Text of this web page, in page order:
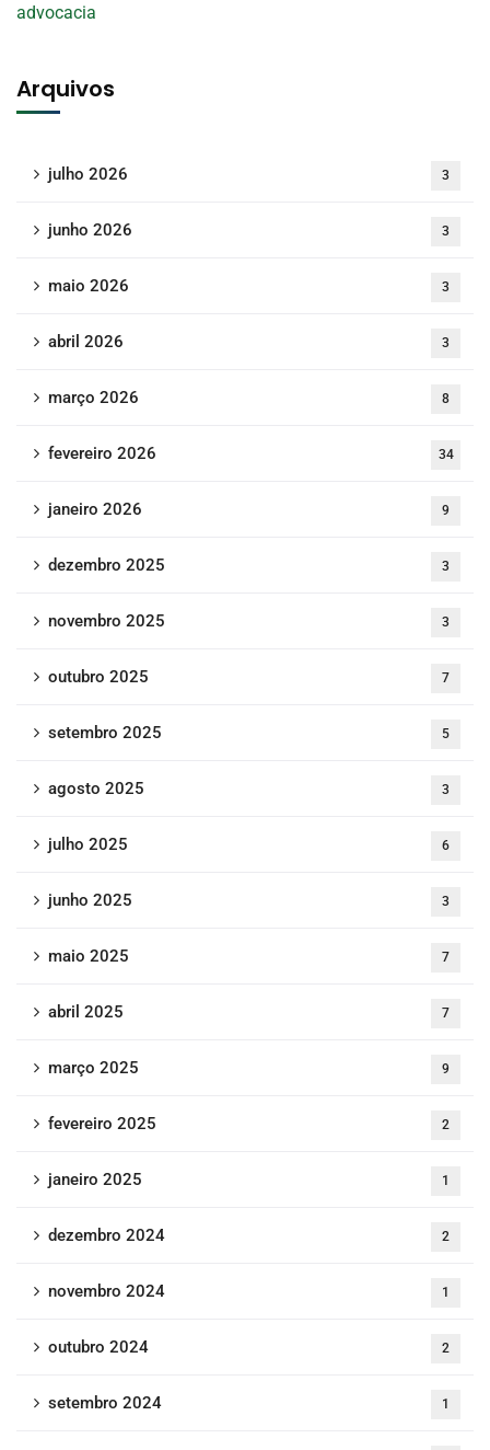
Arquivos
julho 2026 3
junho 2026 3
maio 2026 3
abril 2026 3
março 2026 8
fevereiro 2026 34
janeiro 2026 9
dezembro 2025 3
novembro 2025 3
outubro 2025 7
setembro 2025 5
agosto 2025 3
julho 2025 6
junho 2025 3
maio 2025 7
abril 2025 7
março 2025 9
fevereiro 2025 2
janeiro 2025 1
dezembro 2024 2
novembro 2024 1
outubro 2024 2
setembro 2024 1